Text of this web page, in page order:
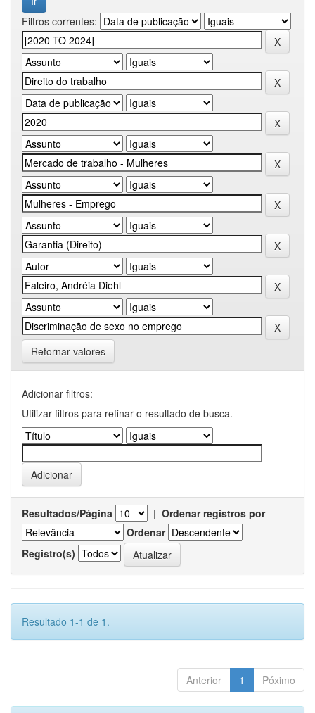
Filtros correntes:
Retornar valores
Adicionar filtros:
Utilizar filtros para refinar o resultado de busca.
Resultados/Página | Ordenar registros por
Ordenar
Registro(s)
Resultado 1-1 de 1.
Anterior 1 Póximo